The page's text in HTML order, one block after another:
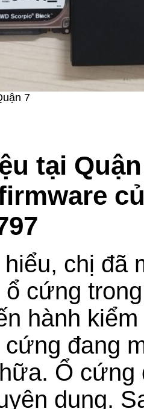
7
tại
chị đã
cứng
hành
đang
Ổ
dụng.